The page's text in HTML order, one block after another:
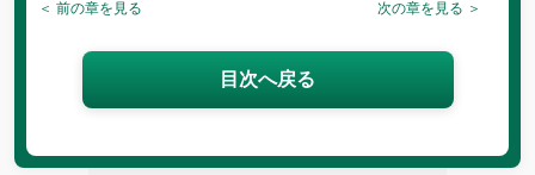
＜ 前の章を見る 次の章を見る ＞
目次へ戻る